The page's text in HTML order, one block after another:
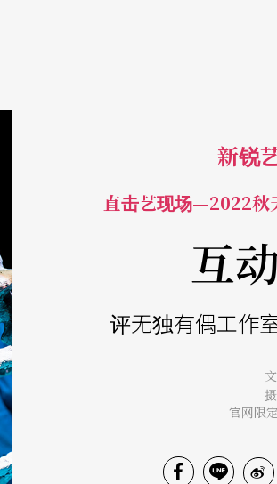
新锐
直击艺现场—2022秋
互
评无独有偶工作
官网限